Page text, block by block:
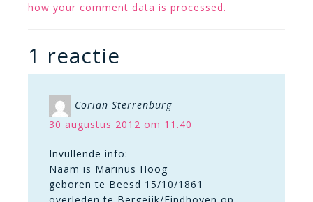
how your comment data is processed.
1 reactie
Corian Sterrenburg
30 augustus 2012 om 11.40
Invullende info:
Naam is Marinus Hoog
geboren te Beesd 15/10/1861